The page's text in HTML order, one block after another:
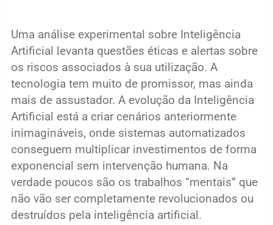
Uma análise experimental sobre Inteligência
Artificial levanta questões éticas e alertas sobre
os riscos associados à sua utilização. A
tecnologia tem muito de promissor, mas ainda
mais de assustador. A evolução da Inteligência
Artificial está a criar cenários anteriormente
inimagináveis, onde sistemas automatizados
conseguem multiplicar investimentos de forma
exponencial sem intervenção humana. Na
verdade poucos são os trabalhos “mentais” que
não vão ser completamente revolucionados ou
destruídos pela inteligência artificial.